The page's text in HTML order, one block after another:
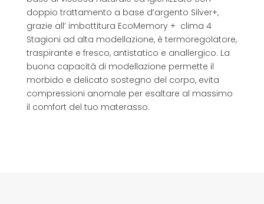
doppio trattamento a base d’argento Silver+,
grazie all’ imbottitura EcoMemory + clima 4
Stagioni ad alta modellazione, è termoregolatore,
traspirante e fresco, antistatico e anallergico. La
buona capacità di modellazione permette il
morbido e delicato sostegno del corpo, evita
compressioni anomale per esaltare al massimo
il comfort del tuo materasso.